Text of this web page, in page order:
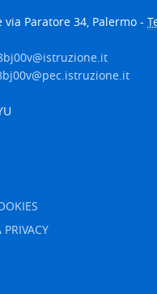
via Paratore 34, Palermo -